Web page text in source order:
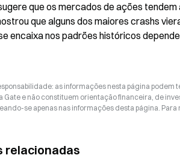
que os mercados de ações
que alguns dos maiores crashs
encaixa nos padrões históricos
as informações nesta página
Gate e não constituem orientação financeira, de
se apenas nas informações desta página. Para
relacionadas